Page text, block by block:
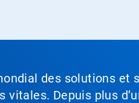
des solutions et
vitales. Depuis plus